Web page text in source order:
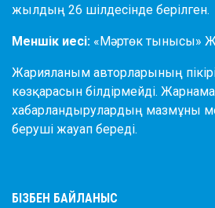
жылдың 26 шілдесінде берілген.
Меншік иесі: «Мәртөк тынысы»
Жарияланым авторларының
көзқарасын білдірмейді.
хабарландырулардың мазмұны
беруші жауап береді.
БІЗБЕН БАЙЛАНЫС